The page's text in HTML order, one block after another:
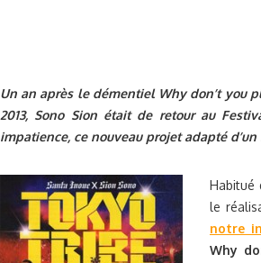
Un an après le démentiel Why don’t you
2013, Sono Sion était de retour au
impatience, ce nouveau projet adapté
Habitué
le
notre
Why